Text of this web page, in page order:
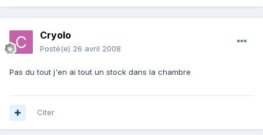
Cryolo
Posté(e) 26 avril 2008
Pas du tout j'en ai tout un stock dans la chambre
Citer